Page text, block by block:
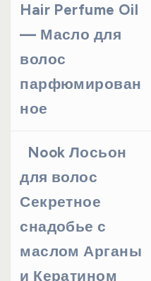
Hair Perfume Oil
— Масло для
волос
парфюмирован
ное
Nook Лосьон
для волос
Секретное
снадобье с
маслом Арганы
и Кератином